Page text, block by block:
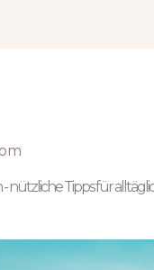
nützliche Tipps für